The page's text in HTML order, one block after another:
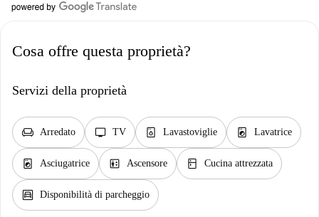
Cosa offre questa proprietà?
Servizi della proprietà
chair Arredato tv TV dishwasher_gen Lavastoviglie local_laundry_service Lavatrice
local_laundry_service Asciugatrice elevator Ascensore kitchen Cucina attrezzata
garage Disponibilità di parcheggio